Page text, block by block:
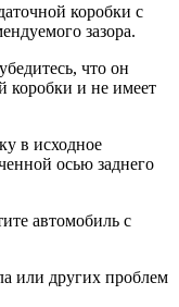
коробки с
зазора.
что он
коробки и не имеет
в исходное
осью заднего
автомобиль с
или других проблем